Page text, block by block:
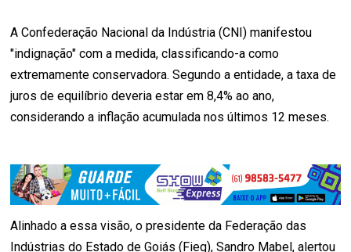
A Confederação Nacional da Indústria (CNI) manifestou
"indignação" com a medida, classificando-a como
extremamente conservadora. Segundo a entidade, a taxa de
juros de equilíbrio deveria estar em 8,4% ao ano,
considerando a inflação acumulada nos últimos 12 meses.
Alinhado a essa visão, o presidente da Federação das
Indústrias do Estado de Goiás (Fieg), Sandro Mabel, alertou